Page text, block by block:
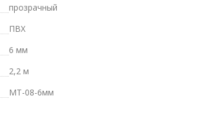
прозрачный
ПВХ
6 мм
2,2 м
MT-08-6мм